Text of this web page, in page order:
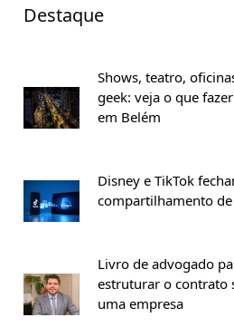
Destaque
Shows, teatro,
geek: veja o que
em Belém
Disney e TikTok
compartilhamento
Livro de advogado
estruturar o contrato
uma empresa